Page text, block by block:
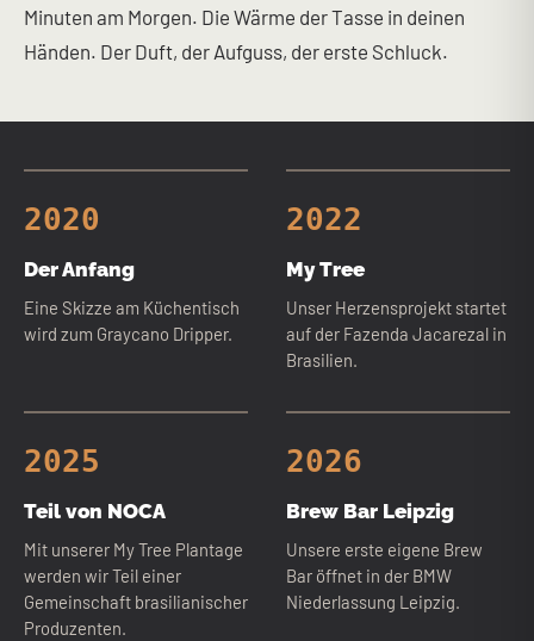
Minuten am Morgen. Die Wärme der Tasse in deinen
Händen. Der Duft, der Aufguss, der erste Schluck.
2020
Der Anfang
Eine Skizze am Küchentisch
wird zum Graycano Dripper.
2022
My Tree
Unser Herzensprojekt startet
auf der Fazenda Jacarezal in
Brasilien.
2025
Teil von NOCA
Mit unserer My Tree Plantage
werden wir Teil einer
Gemeinschaft brasilianischer
Produzenten.
2026
Brew Bar Leipzig
Unsere erste eigene Brew
Bar öffnet in der BMW
Niederlassung Leipzig.